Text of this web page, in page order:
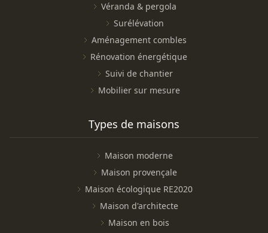
Véranda & pergola
Surélévation
Aménagement combles
Rénovation énergétique
Suivi de chantier
Mobilier sur mesure
Types de maisons
Maison moderne
Maison provençale
Maison écologique RE2020
Maison d'architecte
Maison en bois